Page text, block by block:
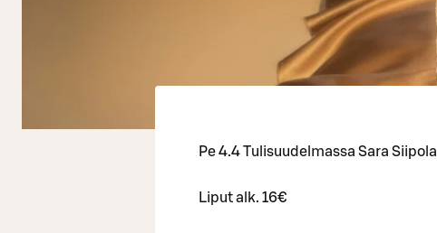
Pe 4.4 Tulisuudelmassa Sara Siipola
Liput alk. 16€